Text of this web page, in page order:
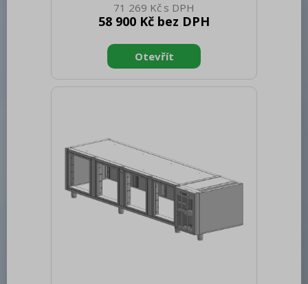
80.00 Šířka brutto [mm]: 1500 Hloubka
brutto [mm]: 800 Výška brutto [mm]:
Materiál: Nerez
71 269 Kč
58 900 Kč bez DPH